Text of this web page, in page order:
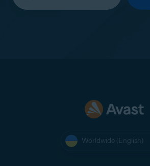
Worldwide (English)